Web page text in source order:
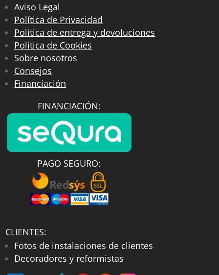
Aviso Legal
Política de Privacidad
Política de entrega y devoluciones
Política de Cookies
Sobre nosotros
Consejos
Financiación
FINANCIACIÓN:
PAGO SEGURO:
CLIENTES:
Fotos de instalaciones de clientes
Decoradores y reformistas